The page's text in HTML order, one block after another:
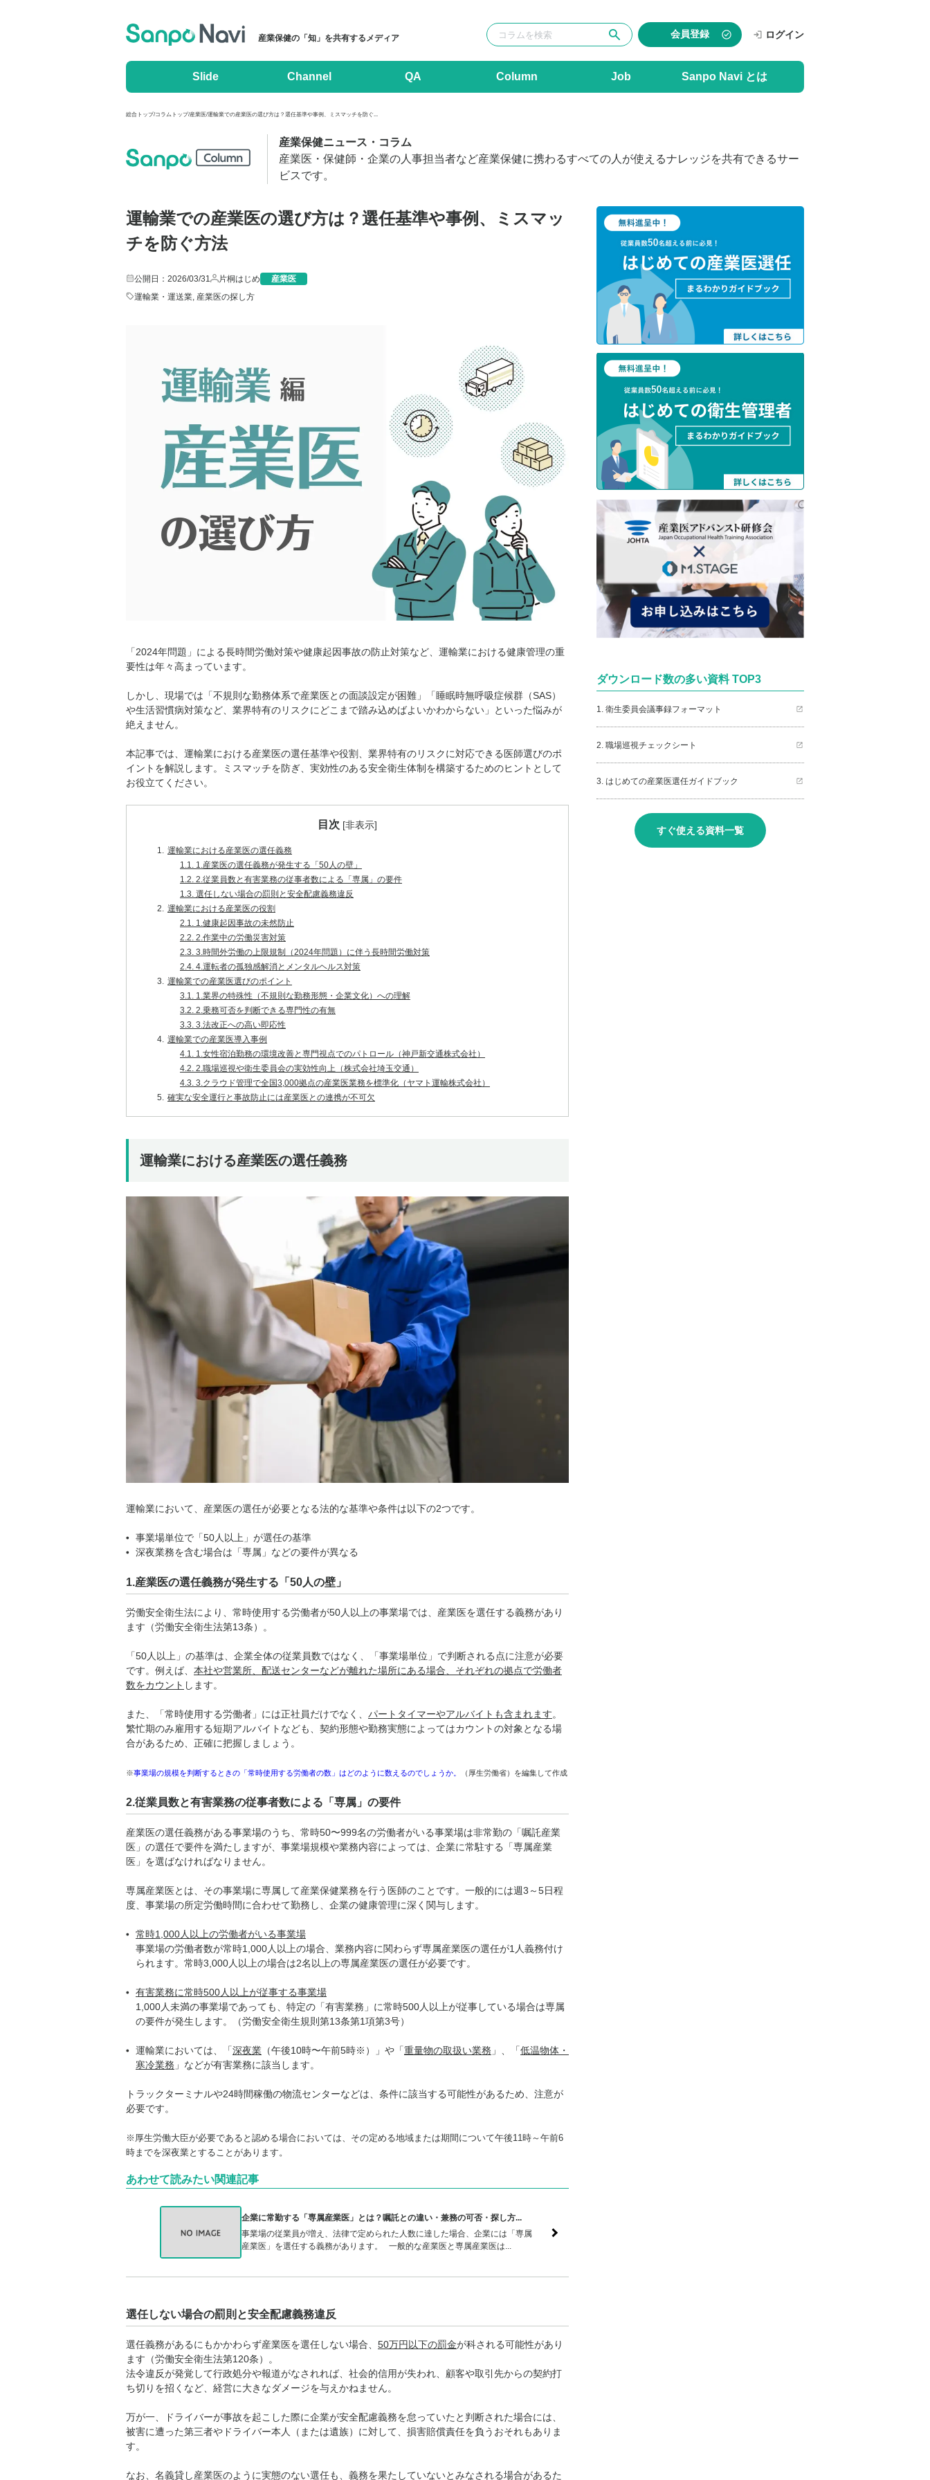
産業保健の「知」を共有するメディア 会員登録 ログイン
Slide Channel QA Column Job Sanpo Navi とは
総合トップ/コラムトップ/産業医/運輸業での産業医の選び方は？選任基準や事例、ミスマッチを防ぐ...
産業保健ニュース・コラム
産業医・保健師・企業の人事担当者など産業保健に携わるすべての人が使えるナレッジを共有できるサー
ビスです。
運輸業での産業医の選び方は？選任基準や事例、ミスマッ
チを防ぐ方法
公開日：2026/03/31 片桐はじめ
産業医
運輸業・運送業, 産業医の探し方
「2024年問題」による長時間労働対策や健康起因事故の防止対策など、運輸業における健康管理の重
要性は年々高まっています。
しかし、現場では「不規則な勤務体系で産業医との面談設定が困難」「睡眠時無呼吸症候群（SAS）
や生活習慣病対策など、業界特有のリスクにどこまで踏み込めばよいかわからない」といった悩みが
絶えません。
本記事では、運輸業における産業医の選任基準や役割、業界特有のリスクに対応できる医師選びのポ
イントを解説します。ミスマッチを防ぎ、実効性のある安全衛生体制を構築するためのヒントとして
お役立てください。
目次 [非表示]
1. 運輸業における産業医の選任義務
1.1. 1.産業医の選任義務が発生する「50人の壁」
1.2. 2.従業員数と有害業務の従事者数による「専属」の要件
1.3. 選任しない場合の罰則と安全配慮義務違反
2. 運輸業における産業医の役割
2.1. 1.健康起因事故の未然防止
2.2. 2.作業中の労働災害対策
2.3. 3.時間外労働の上限規制（2024年問題）に伴う長時間労働対策
2.4. 4.運転者の孤独感解消とメンタルヘルス対策
3. 運輸業での産業医選びのポイント
3.1. 1.業界の特殊性（不規則な勤務形態・企業文化）への理解
3.2. 2.乗務可否を判断できる専門性の有無
3.3. 3.法改正への高い即応性
4. 運輸業での産業医導入事例
4.1. 1.女性宿泊勤務の環境改善と専門視点でのパトロール（神戸新交通株式会社）
4.2. 2.職場巡視や衛生委員会の実効性向上（株式会社埼玉交通）
4.3. 3.クラウド管理で全国3,000拠点の産業医業務を標準化（ヤマト運輸株式会社）
5. 確実な安全運行と事故防止には産業医との連携が不可欠
運輸業における産業医の選任義務
運輸業において、産業医の選任が必要となる法的な基準や条件は以下の2つです。
事業場単位で「50人以上」が選任の基準
深夜業務を含む場合は「専属」などの要件が異なる
1.産業医の選任義務が発生する「50人の壁」
労働安全衛生法により、常時使用する労働者が50人以上の事業場では、産業医を選任する義務があり
ます（労働安全衛生法第13条）。
「50人以上」の基準は、企業全体の従業員数ではなく、「事業場単位」で判断される点に注意が必要
です。 例えば、 本社や営業所、配送センターなどが離れた場所にある場合、それぞれの拠点で労働者
数をカウント します。
また、「常時使用する労働者」には正社員だけでなく、 パートタイマーやアルバイトも含まれます。
繁忙期のみ雇用する短期アルバイトなども、契約形態や勤務実態によってはカウントの対象となる場
合があるため、正確に把握しましょう。
※事業場の規模を判断するときの「常時使用する労働者の数」はどのように数えるのでしょうか。 （厚生労働省）を編集して作成
2.従業員数と有害業務の従事者数による「専属」の要件
産業医の選任義務がある事業場のうち、常時50〜999名の労働者がいる事業場は非常勤の「嘱託産業
医」の選任で要件を満たしますが、事業場規模や業務内容によっては、企業に常駐する「専属産業
医」を選ばなければなりません。
専属産業医とは、その事業場に専属して産業保健業務を行う医師のことです。一般的には週3～5日程
度、事業場の所定労働時間に合わせて勤務し、企業の健康管理に深く関与します。
常時1,000人以上の労働者がいる事業場
事業場の労働者数が常時1,000人以上の場合、業務内容に関わらず専属産業医の選任が1人義務付け
られます。常時3,000人以上の場合は2名以上の専属産業医の選任が必要です。
有害業務に常時500人以上が従事する事業場
1,000人未満の事業場であっても、特定の「有害業務」に常時500人以上が従事している場合は専属
の要件が発生します。（労働安全衛生規則第13条第1項第3号）
運輸業においては、「深夜業 （午後10時〜午前5時※）」や「重量物の取扱い業務 」、「低温物体・
寒冷業務 」などが有害業務に該当します。
トラックターミナルや24時間稼働の物流センターなどは、条件に該当する可能性があるため、注意が
必要です。
※厚生労働大臣が必要であると認める場合においては、その定める地域または期間について午後11時～午前6
時までを深夜業とすることがあります。
あわせて読みたい関連記事
企業に常勤する「専属産業医」とは？嘱託との違い・兼務の可否・探し方...
事業場の従業員が増え、法律で定められた人数に達した場合、企業には「専属
産業医」を選任する義務があります。 一般的な産業医と専属産業医は...
選任しない場合の罰則と安全配慮義務違反
選任義務があるにもかかわらず産業医を選任しない場合、 50万円以下の罰金が科される可能性があり
ます（労働安全衛生法第120条）。
法令違反が発覚して行政処分や報道がなされれば、社会的信用が失われ、顧客や取引先からの契約打
ち切りを招くなど、経営に大きなダメージを与えかねません。
万が一、ドライバーが事故を起こした際に企業が安全配慮義務を怠っていたと判断された場合には、
被害に遭った第三者やドライバー本人（または遺族）に対して、損害賠償責任を負うおそれもありま
す。
なお、 名義貸し産業医のように実態のない選任も、義務を果たしていないとみなされる場合があるた
ダウンロード数の多い資料 TOP3
1. 衛生委員会議事録フォーマット
2. 職場巡視チェックシート
3. はじめての産業医選任ガイドブック
すぐ使える資料一覧